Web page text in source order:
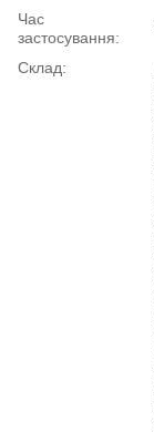
Час
застосування:
Склад: